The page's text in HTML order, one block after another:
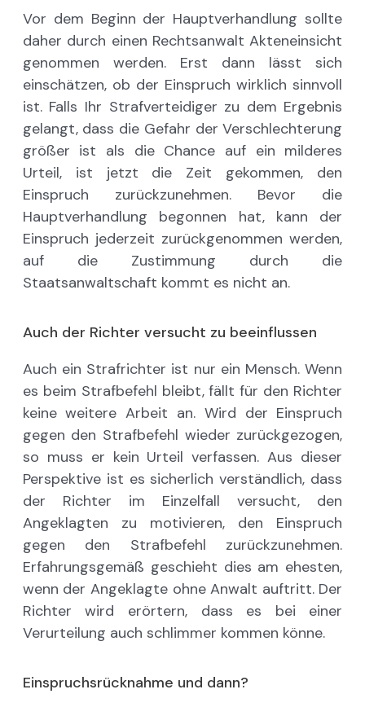
Vor dem Beginn der Hauptverhandlung sollte
daher durch einen Rechtsanwalt Akteneinsicht
genommen werden. Erst dann lässt sich
einschätzen, ob der Einspruch wirklich sinnvoll
ist. Falls Ihr Strafverteidiger zu dem Ergebnis
gelangt, dass die Gefahr der Verschlechterung
größer ist als die Chance auf ein milderes
Urteil, ist jetzt die Zeit gekommen, den
Einspruch zurückzunehmen. Bevor die
Hauptverhandlung begonnen hat, kann der
Einspruch jederzeit zurückgenommen werden,
auf die Zustimmung durch die
Staatsanwaltschaft kommt es nicht an.
Auch der Richter versucht zu beeinflussen
Auch ein Strafrichter ist nur ein Mensch. Wenn
es beim Strafbefehl bleibt, fällt für den Richter
keine weitere Arbeit an. Wird der Einspruch
gegen den Strafbefehl wieder zurückgezogen,
so muss er kein Urteil verfassen. Aus dieser
Perspektive ist es sicherlich verständlich, dass
der Richter im Einzelfall versucht, den
Angeklagten zu motivieren, den Einspruch
gegen den Strafbefehl zurückzunehmen.
Erfahrungsgemäß geschieht dies am ehesten,
wenn der Angeklagte ohne Anwalt auftritt. Der
Richter wird erörtern, dass es bei einer
Verurteilung auch schlimmer kommen könne.
Einspruchsrücknahme und dann?